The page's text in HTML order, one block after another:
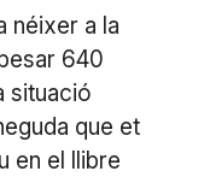
néixer a la
640
situació
que et
en el llibre